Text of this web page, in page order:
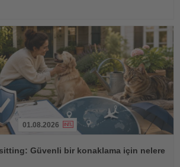
01.08.2026
Güvenli bir konaklama için nelere